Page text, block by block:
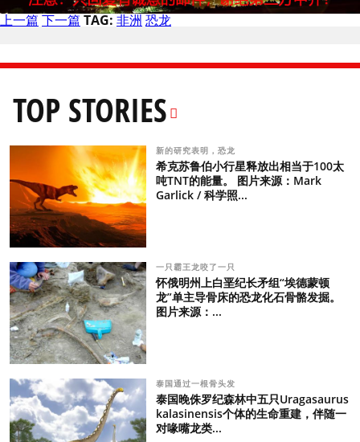
上一篇 下一篇 TAG: 非洲 恐龙
TOP STORIES
新的研究表明，恐龙
希克苏鲁伯小行星释放出相当于100太
吨TNT的能量。 图片来源：Mark
Garlick / 科学照...
一只霸王龙咬了一只
怀俄明州上白垩纪长矛组“埃德蒙顿
龙”单主导骨床的恐龙化石骨骼发掘。
图片来源：...
泰国通过一根骨头发
泰国晚侏罗纪森林中五只Uragasaurus
kalasinensis个体的生命重建，伴随一
对喙嘴龙类...